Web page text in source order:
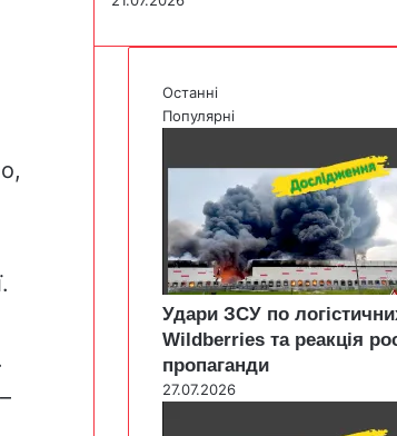
Останні
Популярні
Удари ЗСУ по
Wildberries та реакція
пропаганди
27.07.2026